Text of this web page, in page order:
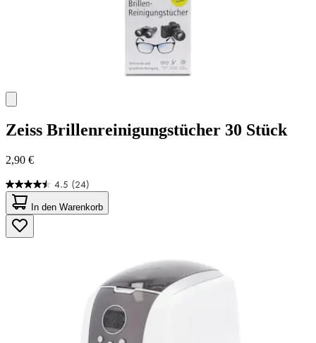
Zeiss Brillenreinigungstücher 30 Stück
2,90 €
4.5 (24)
4.5
von
5
Sternen.
24
In den Warenkorb